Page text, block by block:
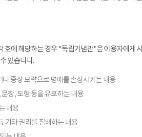
호에 해당하는 경우 "독립기념관"은 이용자에게
있습니다.
중상 모략으로 명예를 손상시키는 내용
장, 도형 등을 유포하는 내용
내용
기타 권리를 침해하는 내용